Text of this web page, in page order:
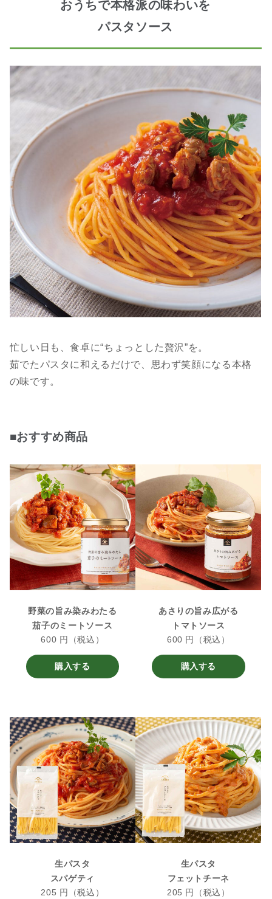
おうちで本格派の味わいを
パスタソース
忙しい日も、食卓に“ちょっとした贅沢”を。
茹でたパスタに和えるだけで、思わず笑顔になる本格
の味です。
■おすすめ商品
野菜の旨み染みわたる
茄子のミートソース
600 円（税込）
購入する
あさりの旨み広がる
トマトソース
600 円（税込）
購入する
生パスタ
スパゲティ
205 円（税込）
生パスタ
フェットチーネ
205 円（税込）